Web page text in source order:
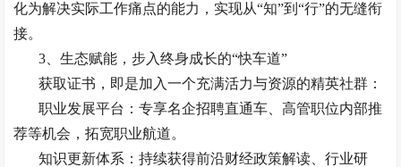
化为解决实际工作痛点的能力，实现从“知”到“行”的无缝衔
接。
3、生态赋能，步入终身成长的“快车道”
获取证书，即是加入一个充满活力与资源的精英社群：
职业发展平台：专享名企招聘直通车、高管职位内部推
荐等机会，拓宽职业航道。
知识更新体系：持续获得前沿财经政策解读、行业研